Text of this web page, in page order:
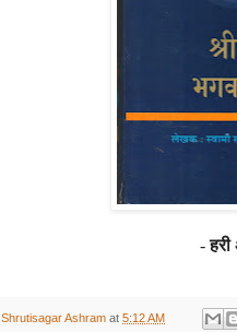
-
Shrutisagar Ashram at 5:12 AM